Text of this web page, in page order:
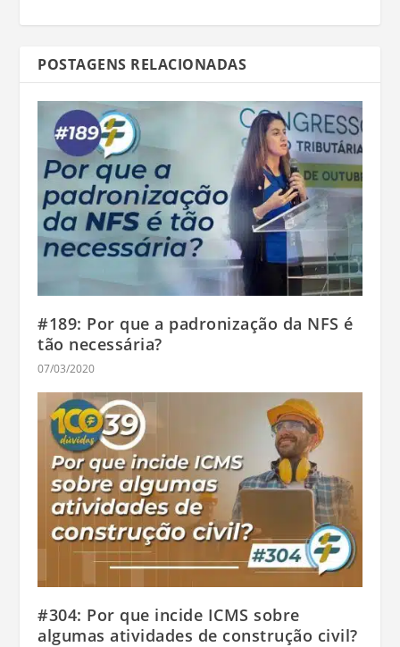
POSTAGENS RELACIONADAS
#189: Por que a padronização da NFS é
tão necessária?
07/03/2020
#304: Por que incide ICMS sobre
algumas atividades de construção civil?